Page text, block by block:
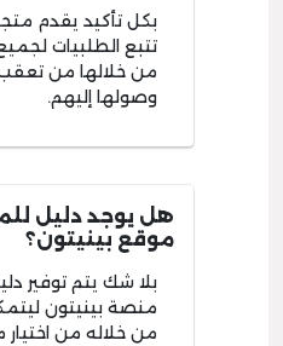
بكل تأكيد يقدم
تتبع الطلبيات
من خلالها من
وصولها إليهم.
هل يوجد دليل
موقع بينيتون؟
بلا شك يتم توفير
منصة بينيتون
من خلاله من